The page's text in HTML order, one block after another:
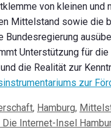
von kleinen
Mittelstand sowie die
Unterstützung für
die Realität zur
zur
, Hamburg,
Internet-Insel